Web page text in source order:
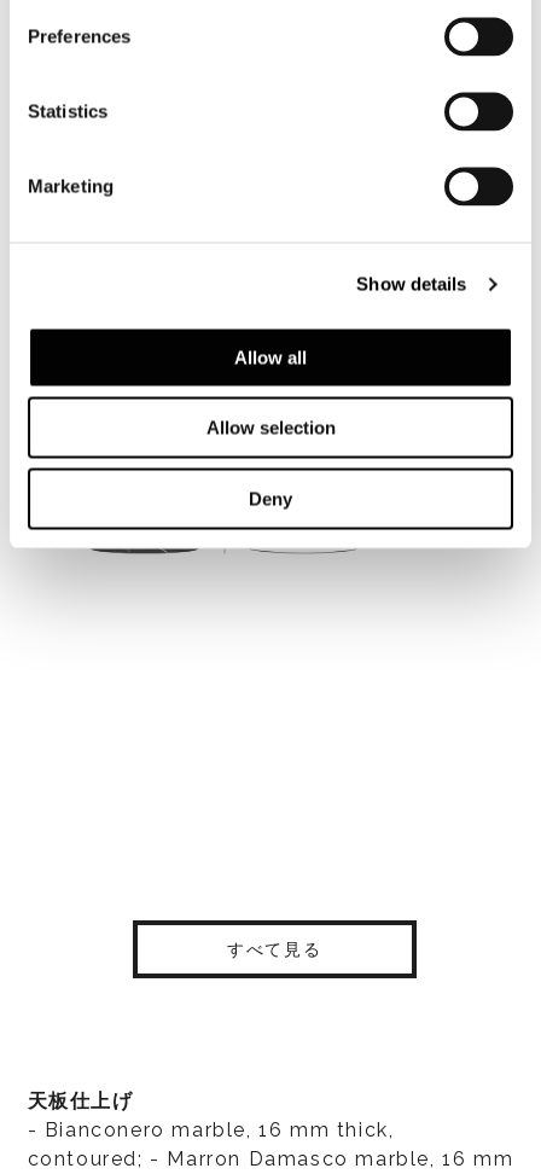
Preferences
Statistics
Marketing
Show details
Allow all
Allow selection
Deny
すべて見る
天板仕上げ
- Bianconero marble, 16 mm thick,
contoured; - Marron Damasco marble, 16 mm